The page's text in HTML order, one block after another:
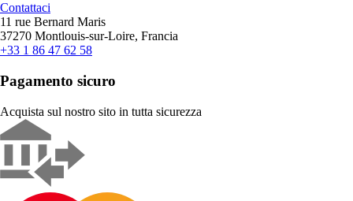
Contattaci
11 rue Bernard Maris
37270 Montlouis-sur-Loire, Francia
+33 1 86 47 62 58
Pagamento sicuro
Acquista sul nostro sito in tutta sicurezza